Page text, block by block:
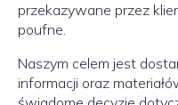
przekazywane przez
poufne.
Naszym celem jest
informacji oraz